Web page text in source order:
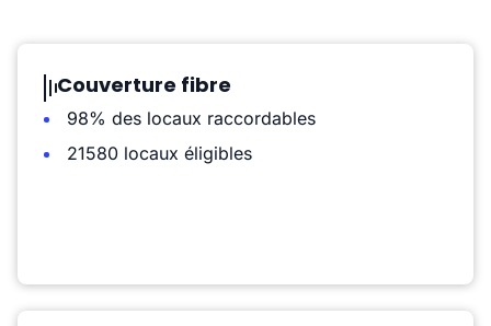
Couverture fibre
98% des locaux raccordables
21580 locaux éligibles